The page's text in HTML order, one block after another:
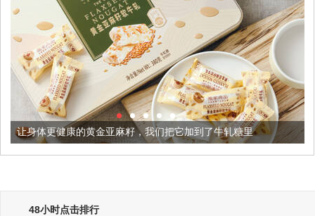
康的黄金亚麻籽，我们把它加到了牛轧糖里 被列入佛家
48小时点击排行